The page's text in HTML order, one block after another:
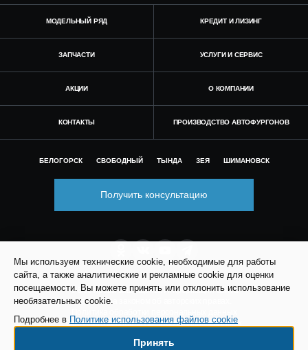
МОДЕЛЬНЫЙ РЯД КРЕДИТ И ЛИЗИНГ
ЗАПЧАСТИ УСЛУГИ И СЕРВИС
АКЦИИ О КОМПАНИИ
КОНТАКТЫ ПРОИЗВОДСТВО АВТОФУРГОНОВ
БЕЛОГОРСК СВОБОДНЫЙ ТЫНДА ЗЕЯ ШИМАНОВСК
Получить консультацию
© Все права защищены. Информация сайта
защищена законом об авторских правах.
Согласие на обработку персональных данных
Согласие на рекламно-информационные
Мы используем технические cookie, необходимые для работы
сайта, а также аналитические и рекламные cookie для оценки
посещаемости. Вы можете принять или отклонить использование
необязательных cookie.
Подробнее в Политике использования файлов cookie
Принять